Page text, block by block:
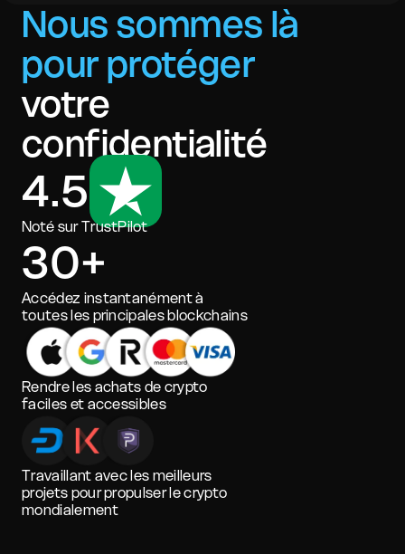
Nous sommes là
pour protéger
votre
confidentialité
4.5
Noté sur TrustPilot
30+
Accédez instantanément à
toutes les principales blockchains
Rendre les achats de crypto
faciles et accessibles
Travaillant avec les meilleurs
projets pour propulser le crypto
mondialement